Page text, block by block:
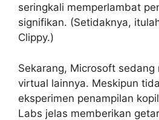
seringkali memperlambat
signifikan. (Setidaknya,
Clippy.)
Sekarang, Microsoft sedang
virtual lainnya. Meskipun
eksperimen penampilan
Labs jelas memberikan